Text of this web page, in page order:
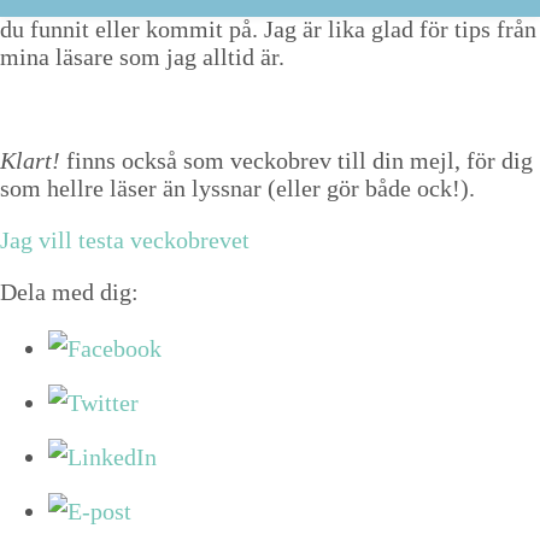
du fun­nit eller kom­mit på. Jag är lika glad för tips från
mina läsare som jag alltid är.
Klart! finns också som veckobrev till din mejl, för dig
som hellre läser än lyssnar (eller gör både ock!).
Jag vill testa veckobrevet
Dela med dig: